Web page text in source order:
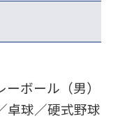
ボール（男）
卓球／硬式野球